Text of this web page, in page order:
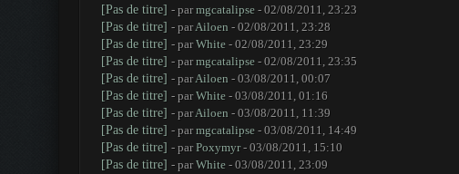
[Pas de titre] - parmgcatalipse- 02/08/2011, 23:23
[Pas de titre] - parAiloen - 02/08/2011, 23:28
[Pas de titre] - parWhite- 02/08/2011, 23:29
[Pas de titre] - parmgcatalipse- 02/08/2011, 23:35
[Pas de titre] - parAiloen - 03/08/2011, 00:07
[Pas de titre] - parWhite- 03/08/2011, 01:16
[Pas de titre] - parAiloen - 03/08/2011, 11:39
[Pas de titre] - parmgcatalipse- 03/08/2011, 14:49
[Pas de titre] - parPoxymyr- 03/08/2011, 15:10
[Pas de titre] - parWhite- 03/08/2011, 23:09